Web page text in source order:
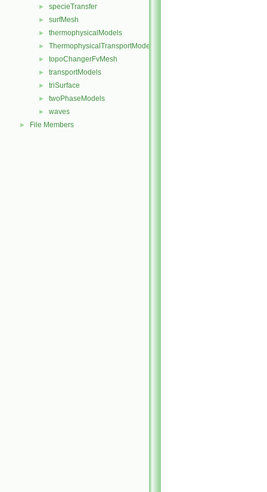
► specieTransfer
► surfMesh
► thermophysicalModels
► ThermophysicalTransportModels
► topoChangerFvMesh
► transportModels
► triSurface
► twoPhaseModels
► waves
► File Members